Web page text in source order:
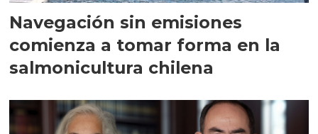
Navegación sin emisiones
comienza a tomar forma en la
salmonicultura chilena